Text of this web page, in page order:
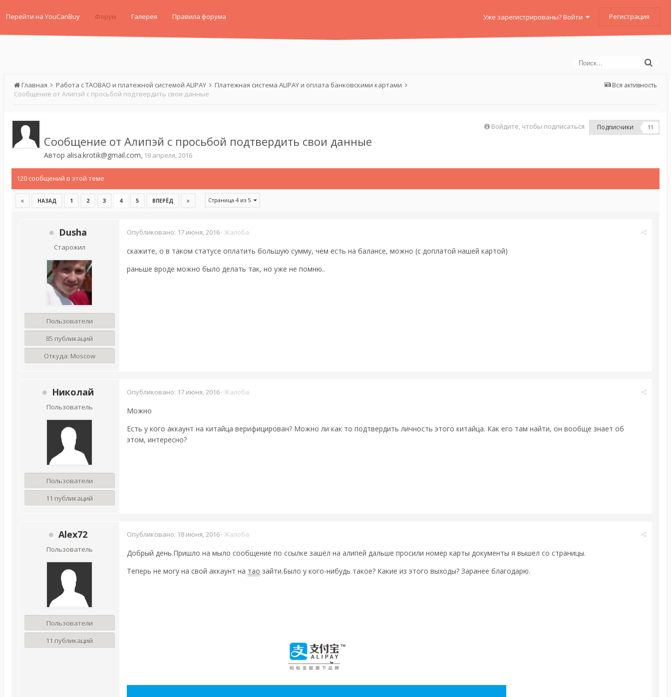
Перейти на YouCanBuy Форум Галерея Правила форума Уже зарегистрированы? Войти Регистрация
Вся активность
Главная Работа с TAOBAO и платежной системой ALIPAY
Платежная система ALIPAY и оплата банковскими картами
Сообщение от Алипэй с просьбой подтвердить свои данные
Войдите, чтобы подписаться Подписчики 11
Сообщение от Алипэй с просьбой подтвердить свои данные
Автор alisa.krotik@gmail.com, 19 апреля, 2016
120 сообщений в этой теме
НАЗАД 1 2 3 4 5 ВПЕРЁД Страница 4 из 5
Dusha
Старожил
Пользователи
85 публикаций
Откуда: Moscow
Опубликовано: 17 июня, 2016 · Жалоба
скажите, о в таком статусе оплатить большую сумму, чем есть на балансе, можно (с доплатой нашей картой)
раньше вроде можно было делать так, но уже не помню..
Николай
Пользователь
Пользователи
11 публикаций
Опубликовано: 17 июня, 2016 · Жалоба
Можно
Есть у кого аккаунт на китайца верифицирован? Можно ли как то подтвердить личность этого китайца. Как его там найти, он вообще знает об
этом, интересно?
Alex72
Пользователь
Пользователи
11 публикаций
Опубликовано: 18 июня, 2016 · Жалоба
Добрый день.Пришло на мыло сообщение по ссылке зашёл на алипей дальше просили номер карты документы я вышел со страницы.
Теперь не могу на свой аккаунт на тао зайти.Было у кого-нибудь такое? Какие из этого выходы? Заранее благодарю.